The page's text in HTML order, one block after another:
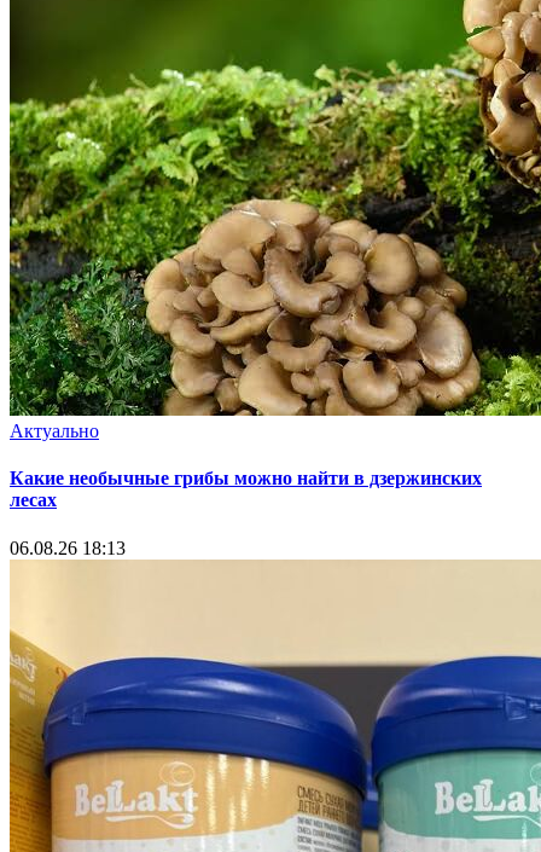
Актуально
Какие необычные грибы можно найти в дзержинских
лесах
06.08.26 18:13